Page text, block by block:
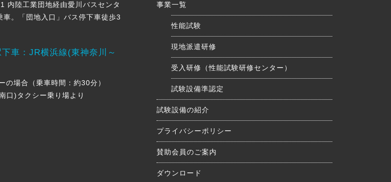
内陸工業団地経由愛川バスセンタ
車。「団地入口」バス停下車徒歩3
車：JR横浜線(東神奈川～
の場合（乗車時間：約30分）
口)タクシー乗り場より
事業一覧
性能試験
現地派遣研修
受入研修（性能試験研修センター）
試験設備準認定
試験設備の紹介
プライバシーポリシー
賛助会員のご案内
ダウンロード